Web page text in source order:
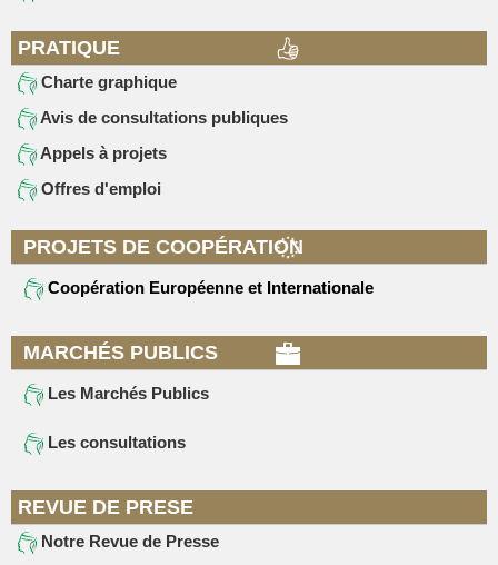
PRATIQUE
Charte graphique
Avis de consultations publiques
Appels à projets
Offres d'emploi
PROJETS DE COOPÉRATION
Coopération Européenne et Internationale
MARCHÉS PUBLICS
Les Marchés Publics
Les consultations
REVUE DE PRESE
Notre Revue de Presse